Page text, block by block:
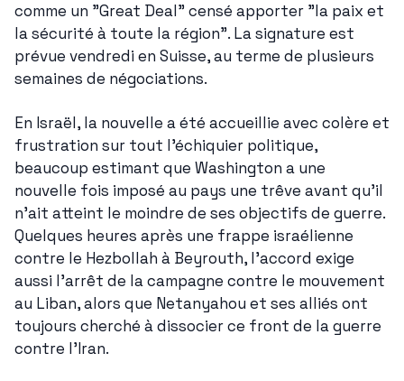
comme un "Great Deal" censé apporter "la paix et
la sécurité à toute la région". La signature est
prévue vendredi en Suisse, au terme de plusieurs
semaines de négociations.
En Israël, la nouvelle a été accueillie avec colère et
frustration sur tout l'échiquier politique,
beaucoup estimant que Washington a une
nouvelle fois imposé au pays une trêve avant qu'il
n'ait atteint le moindre de ses objectifs de guerre.
Quelques heures après une frappe israélienne
contre le Hezbollah à Beyrouth, l'accord exige
aussi l'arrêt de la campagne contre le mouvement
au Liban, alors que Netanyahou et ses alliés ont
toujours cherché à dissocier ce front de la guerre
contre l'Iran.